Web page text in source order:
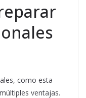
como esta
ventajas.